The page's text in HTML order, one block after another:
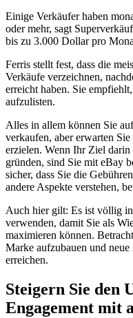
Einige Verkäufer haben
oder mehr, sagt
bis zu 3.000 Dollar pro
Ferris stellt fest, dass die
Verkäufe verzeichnen,
erreicht haben. Sie
aufzulisten.
Alles in allem können Sie
verkaufen, aber erwarten
erzielen. Wenn Ihr Ziel darin
gründen, sind Sie mit eBay
sicher, dass Sie die
andere Aspekte verstehen,
Auch hier gilt: Es ist völlig
verwenden, damit Sie als
maximieren können.
Marke aufzubauen und
erreichen.
Steigern Sie den
Engagement mit